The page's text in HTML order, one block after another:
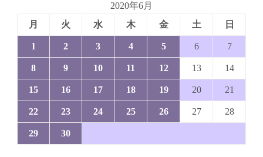
2020年6月
月
火 水 木 金 土 日
1 2 3 4 5 6 7
8 9 10 11 12 13 14
15 16 17 18 19 20 21
22 23 24 25 26 27 28
29 30